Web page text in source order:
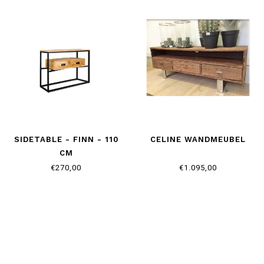
SIDETABLE - FINN - 110
CM
€270,00
CELINE WANDMEUBEL
€1.095,00